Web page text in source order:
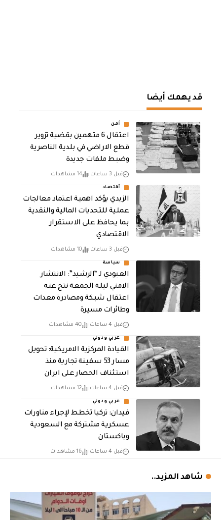
قد يهمك أيضا
أمن
اعتقال 6 متهمين بقضية تزوير
قطع الاراضي في بلدية الناصرية
وضبط ملفات جديدة
قبل 3 ساعات 14 مشاهدات
أقتصاد
الزيدي يؤكد اهمية اعتماد معالجات
عملية للتحديات المالية والنقدية
بما يحافظ على الاستقرار
الاقتصادي
قبل 3 ساعات 10 مشاهدات
سياسة
العبودي لـ “الرشيد”: الانتشار
الامني ليلة الجمعة نتج عنه
اعتقال شبكة ومصادرة معدات
وطائرات مسيرة
قبل 4 ساعات 40 مشاهدات
عربي ودولي
القيادة المركزية الامريكية: تحويل
مسار 53 سفينة تجارية منذ
استئناف الحصار على ايران
قبل 4 ساعات 12 مشاهدات
عربي ودولي
فيدان: تركيا تخطط لإجراء مناورات
عسكرية مشتركة مع السعودية
وباكستان
قبل 4 ساعات 16 مشاهدات
شاهد المزيد..